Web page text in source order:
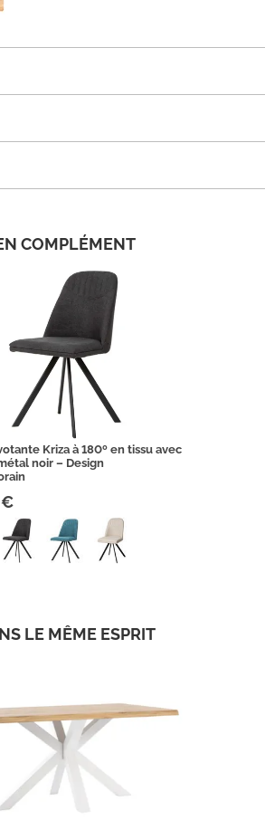
COMPLÉMENT
Kriza à 180º en tissu avec
noir – Design
LE MÊME ESPRIT